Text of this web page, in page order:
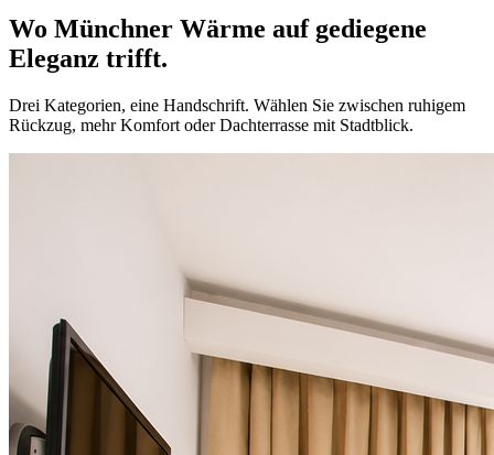
Wo Münchner Wärme auf gediegene
Eleganz trifft.
Drei Kategorien, eine Handschrift. Wählen Sie zwischen ruhigem
Rückzug, mehr Komfort oder Dachterrasse mit Stadtblick.